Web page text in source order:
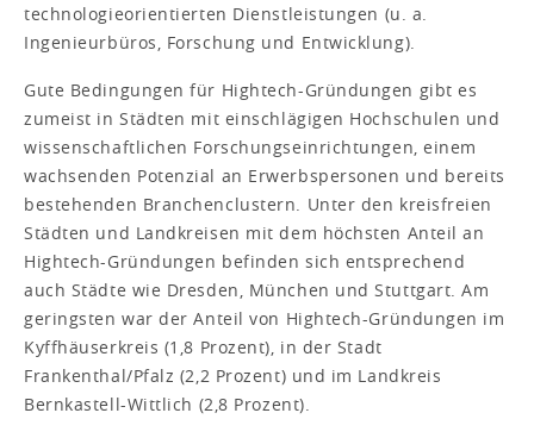
technologieorientierten Dienstleistungen (u. a.
Ingenieurbüros, Forschung und Entwicklung).
Gute Bedingungen für Hightech-Gründungen gibt es
zumeist in Städten mit einschlägigen Hochschulen und
wissenschaftlichen Forschungseinrichtungen, einem
wachsenden Potenzial an Erwerbspersonen und bereits
bestehenden Branchenclustern. Unter den kreisfreien
Städten und Landkreisen mit dem höchsten Anteil an
Hightech-Gründungen befinden sich entsprechend
auch Städte wie Dresden, München und Stuttgart. Am
geringsten war der Anteil von Hightech-Gründungen im
Kyffhäuserkreis (1,8 Prozent), in der Stadt
Frankenthal/Pfalz (2,2 Prozent) und im Landkreis
Bernkastell-Wittlich (2,8 Prozent).